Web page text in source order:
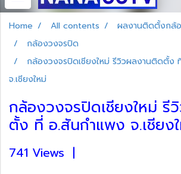
Home All contents
ผลงานติดตั้งกล้
กล้องวงจรปิด
กล้องวงจรปิดเชียงใหม่ รีวิวผลงานติดตั้ง
จ.เชียงใหม่
กล้องวงจรปิดเชียงใหม่ รี
ตั้ง ที่ อ.สันกำแพง จ.เชียง
741 Views |